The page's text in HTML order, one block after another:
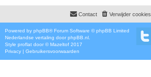
Verwijder cookies
Contact
Powered by phpBB® Forum Software © phpBB Limited
Nederlandse vertaling door phpBB.nl
Style proflat door ©Mazeltof 2017
Privacy | Gebruikersvoorwaarden